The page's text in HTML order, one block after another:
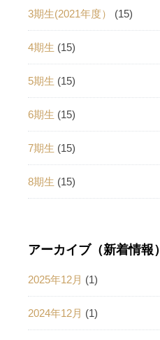
3期生(2021年度） (15)
4期生 (15)
5期生 (15)
6期生 (15)
7期生 (15)
8期生 (15)
アーカイブ（新着情報）
2025年12月 (1)
2024年12月 (1)